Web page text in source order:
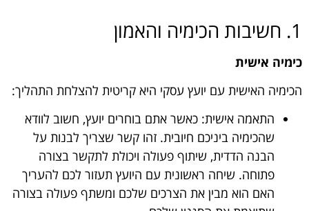
1. חשיבות הכימיה והאמון
כימיה אישית
הכימיה האישית עם יועץ עסקי היא קריטית להצלחת התהליך:
התאמה אישית: כאשר אתם בוחרים יועץ, חשוב לוודא
שהכימיה ביניכם חיובית. זהו קשר שצריך לבנות על
הבנה הדדית, שיתוף פעולה ויכולת לתקשר בצורה
פתוחה. שיחה ראשונית עם היועץ תעזור לכם להעריך
האם הוא מבין את הצרכים שלכם ומשתף פעולה בצורה